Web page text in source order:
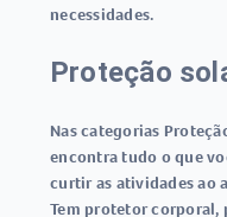
necessidades.
Proteção
Nas categorias
encontra tudo o que
curtir as atividades ao
Tem protetor